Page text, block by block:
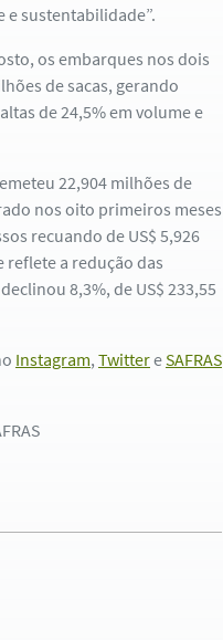
sustentabilidade”.
os embarques nos dois
de sacas, gerando
de 24,5% em volume e
22,904 milhões de
nos oito primeiros meses
recuando de US$ 5,926
reflete a redução das
8,3%, de US$ 233,55
Instagram, TwittereSAFRAS